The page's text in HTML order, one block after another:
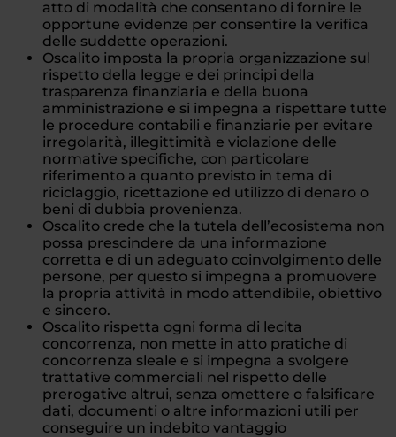
atto di modalità che consentano di fornire le
opportune evidenze per consentire la verifica
delle suddette operazioni.
Oscalito imposta la propria organizzazione sul
rispetto della legge e dei principi della
trasparenza finanziaria e della buona
amministrazione e si impegna a rispettare tutte
le procedure contabili e finanziarie per evitare
irregolarità, illegittimità e violazione delle
normative specifiche, con particolare
riferimento a quanto previsto in tema di
riciclaggio, ricettazione ed utilizzo di denaro o
beni di dubbia provenienza.
Oscalito crede che la tutela dell’ecosistema non
possa prescindere da una informazione
corretta e di un adeguato coinvolgimento delle
persone, per questo si impegna a promuovere
la propria attività in modo attendibile, obiettivo
e sincero.
Oscalito rispetta ogni forma di lecita
concorrenza, non mette in atto pratiche di
concorrenza sleale e si impegna a svolgere
trattative commerciali nel rispetto delle
prerogative altrui, senza omettere o falsificare
dati, documenti o altre informazioni utili per
conseguire un indebito vantaggio